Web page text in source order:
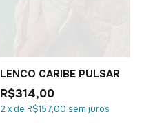
LENCO CARIBE PULSAR
R$314,00
2 xde R$157,00 sem juros